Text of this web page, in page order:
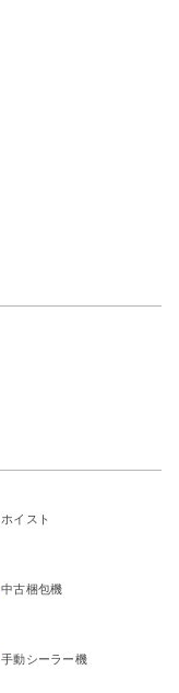
ホイスト
中古梱包機
手動シーラー機